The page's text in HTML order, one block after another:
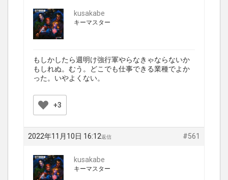
kusakabe
キーマスター
もしかしたら週明け強行軍やらなきゃならないか
もしれぬ。むう。どこでも仕事できる業種でよか
った。いやよくない。
+3
2022年11月10日 16:12 #561
返信
kusakabe
キーマスター